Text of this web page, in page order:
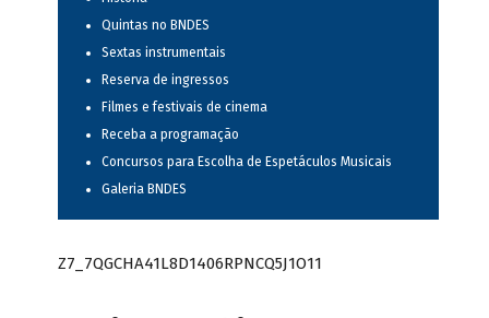
Quintas no BNDES
Sextas instrumentais
Reserva de ingressos
Filmes e festivais de cinema
Receba a programação
Concursos para Escolha de Espetáculos Musicais
Galeria BNDES
Z7_7QGCHA41L8D1406RPNCQ5J1O11